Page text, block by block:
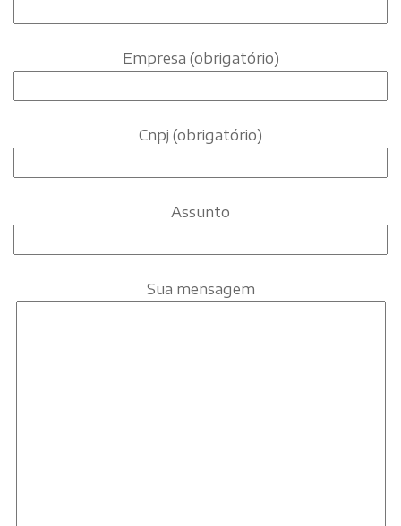
Empresa (obrigatório)
Cnpj (obrigatório)
Assunto
Sua mensagem